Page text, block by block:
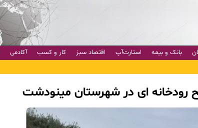
بانک و بیمه استارت‌آپ اقتصاد سبز کار و کسب آکادمی
رودخانه ای در شهرستان مینودشت